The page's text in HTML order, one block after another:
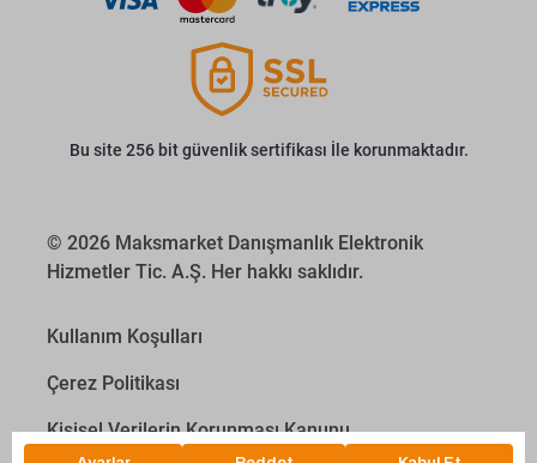
Bu site 256 bit güvenlik sertifikası İle korunmaktadır.
© 2026 Maksmarket Danışmanlık Elektronik
Hizmetler Tic. A.Ş. Her hakkı saklıdır.
Kullanım Koşulları
Çerez Politikası
Kişisel Verilerin Korunması Kanunu